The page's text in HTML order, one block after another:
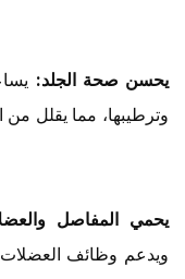
يحسن صحة الجلد:
وترطيبها، مما يقلل من
يحمي المفاصل
ويدعم وظائف العضلات